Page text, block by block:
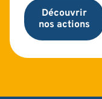
Découvrir
nos actions